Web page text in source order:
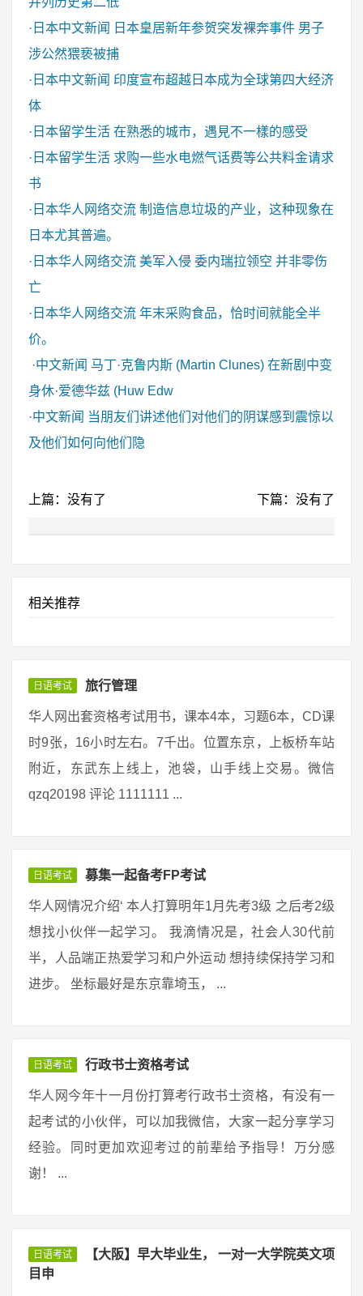
· 日本中文新闻
日本皇居新年参贺突发裸奔事件 男子
涉公然猥亵被捕
· 日本中文新闻 印度宣布超越日本成为全球第四大经济
体
· 日本留学生活 在熟悉的城市，遇見不一樣的感受
· 日本留学生活 求购一些水电燃气话费等公共料金请求
书
· 日本华人网络交流 制造信息垃圾的产业，这种现象在
日本尤其普遍。
· 日本华人网络交流 美军入侵 委内瑞拉领空 并非零伤
亡
· 日本华人网络交流 年末采购食品，恰时间就能全半
价。
·中文新闻 马丁·克鲁内斯 (Martin Clunes) 在新剧中变
身休·爱德华兹 (Huw Edw
·中文新闻 当朋友们讲述他们对他们的阴谋感到震惊以
及他们如何向他们隐
上篇：没有了 下篇：没有了
相关推荐
日语考试 旅行管理
华人网出套资格考试用书，课本4本，习题6本，CD课
时9张，16小时左右。7千出。位置东京，上板桥车站
附近，东武东上线上，池袋，山手线上交易。微信
qzq20198 评论 1111111 ...
日语考试 募集一起备考FP考试
华人网情况介绍‘ 本人打算明年1月先考3级 之后考2级
想找小伙伴一起学习。 我滴情况是，社会人30代前
半，人品端正热爱学习和户外运动 想持续保持学习和
进步。 坐标最好是东京靠埼玉， ...
日语考试 行政书士资格考试
华人网今年十一月份打算考行政书士资格，有没有一
起考试的小伙伴，可以加我微信，大家一起分享学习
经验。同时更加欢迎考过的前辈给予指导！万分感
谢！ ...
日语考试
【大阪】早大毕业生， 一对一大学院英文项
目申